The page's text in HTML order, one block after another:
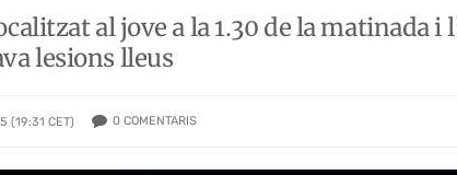
al jove a la 1.30 de la matinada
lesions lleus
(19:31 CET) 0 COMENTARIS